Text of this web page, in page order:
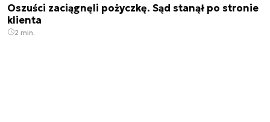
Oszuści zaciągnęli pożyczkę. Sąd stanął po stronie
klienta
2 min.